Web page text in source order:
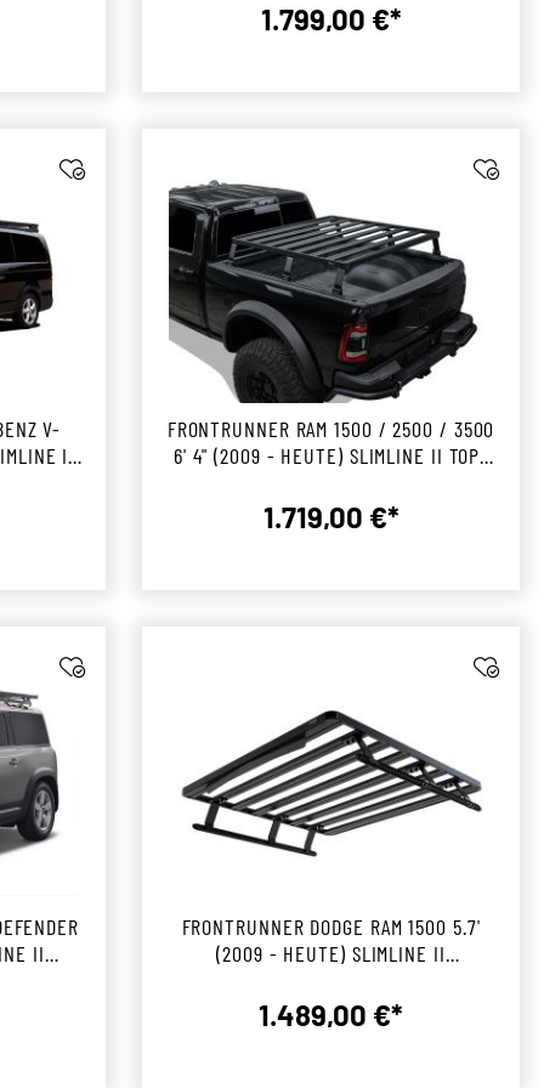
Regulärer Preis:
1.799,00 €*
V-
II
Preis:
FRONTRUNNER RAM 1500 / 2500 / 3500
6' 4" (2009 - HEUTE) SLIMLINE II TOP-
Regulärer Preis:
1.719,00 €*
II
Preis:
FRONTRUNNER DODGE RAM 1500 5.7'
(2009 - HEUTE) SLIMLINE II
Regulärer Preis:
1.489,00 €*